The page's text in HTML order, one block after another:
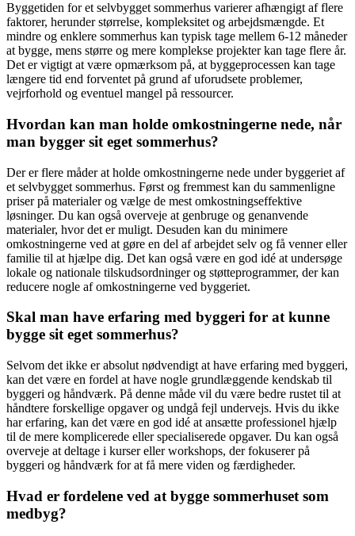
Byggetiden for et selvbygget sommerhus varierer afhængigt af flere
faktorer, herunder størrelse, kompleksitet og arbejdsmængde. Et
mindre og enklere sommerhus kan typisk tage mellem 6-12 måneder
at bygge, mens større og mere komplekse projekter kan tage flere år.
Det er vigtigt at være opmærksom på, at byggeprocessen kan tage
længere tid end forventet på grund af uforudsete problemer,
vejrforhold og eventuel mangel på ressourcer.
Hvordan kan man holde omkostningerne nede, når
man bygger sit eget sommerhus?
Der er flere måder at holde omkostningerne nede under byggeriet af
et selvbygget sommerhus. Først og fremmest kan du sammenligne
priser på materialer og vælge de mest omkostningseffektive
løsninger. Du kan også overveje at genbruge og genanvende
materialer, hvor det er muligt. Desuden kan du minimere
omkostningerne ved at gøre en del af arbejdet selv og få venner eller
familie til at hjælpe dig. Det kan også være en god idé at undersøge
lokale og nationale tilskudsordninger og støtteprogrammer, der kan
reducere nogle af omkostningerne ved byggeriet.
Skal man have erfaring med byggeri for at kunne
bygge sit eget sommerhus?
Selvom det ikke er absolut nødvendigt at have erfaring med byggeri,
kan det være en fordel at have nogle grundlæggende kendskab til
byggeri og håndværk. På denne måde vil du være bedre rustet til at
håndtere forskellige opgaver og undgå fejl undervejs. Hvis du ikke
har erfaring, kan det være en god idé at ansætte professionel hjælp
til de mere komplicerede eller specialiserede opgaver. Du kan også
overveje at deltage i kurser eller workshops, der fokuserer på
byggeri og håndværk for at få mere viden og færdigheder.
Hvad er fordelene ved at bygge sommerhuset som
medbyg?